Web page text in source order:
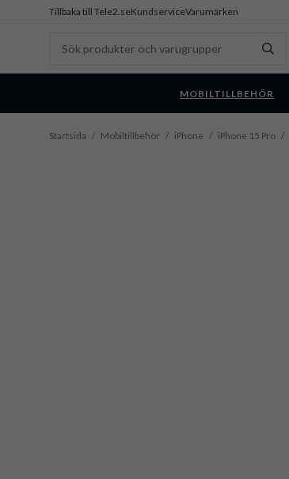
Tillbaka till Tele2.seKundserviceVarumärken
MOBILTILLBEHÖR
Startsida / Mobiltillbehör / iPhone / iPhone 15 Pro /